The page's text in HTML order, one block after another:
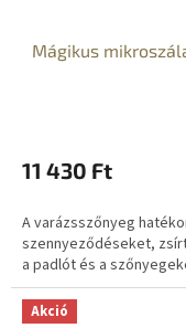
Mágikus
11 430 Ft
A varázsszőnyeg
szennyeződéseket,
a padlót és a
Akció